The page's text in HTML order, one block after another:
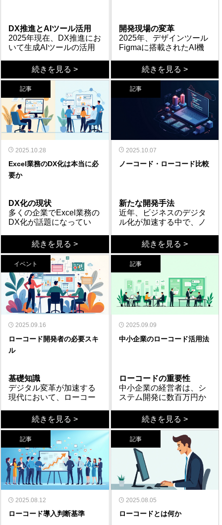
背負わされる。権限も予
算も限られたまま、両側
の不満や要望を受け止め
る役割だけが集中すれ
ば、苦しくなるのは当然
だ。むしろ、責任感が強
く真面目な人ほど深く陥
りやすい構図でもある。
進は担当者個人の戦いで
はなく、組織全体で取り
組むべきテーマのはずで
ある。だからこそ、経営
層には現場のリアルな事
情を、現場には経営の本
当の意図を、それぞれ
「翻訳して伝える橋渡し
役」に徹すると考えれ
ば、抱えていた肩の荷は
少しずつ軽くなってい
く。さらに、小さく始め
れば、その実績が双方を
動かす共通言語になる。
最初から完璧な合意を目
指さないこと。それが板
だ。
展開を狙うのではなく、
協力的な一部署でまず小
さく試し、目に見える成
果を出すことを優先す
る。その小さな成功が、
やがて経営層への説得材
料にも、現場の安心材料
にもなっていく。そして
何より大切なのは、すべ
てを自分一人で抱え込ま
ないことだ。社内に適任
者がいなければ、外部の
も、決して逃げではな
い。板挟みの構造を一人
で変えるのは困難でも、
仕組みと仲間を少しずつ
を我慢し続ける前に、ま
ずは今日できる一手から
踏み出してほしい。
たの能力の問題ではな
く、組織の構造から生ま
れるものだ。一人で背負
い込まず、双方をつなぐ
橋渡し役に徹し、小さな
成功を積み重ねながら味
方を増やしていく。この
発想の転換こそが、つら
い状況を変える確かな糸
口になる。完璧を目指す
必要はない。今いる場所
から、できる一歩を踏み
挑戦を、私たちは応援し
ている。
業務を担う社員の声を聞
かず、使われないシステ
ムが構築されるケースが
多発している。これらの
問題は単独ではなく、複
合的に絡み合って失敗を
引き起こす。
なり、変革の必要性を全
社に浸透させている。さ
らに重要なのが「スモー
ルスタート」の姿勢であ
る。最初から大規模なシ
ステム刷新を狙うのでは
なく、小さな成功体験を
積み重ねることで社内の
理解と協力を得ていく。
加えて、外部パートナー
を活用して専門知識を補
い、客観的な視点で推進
状況を評価する仕組みを
持っている。
を明文化することが第一
歩である。その上で、経
営層から現場まで一貫し
たビジョンを共有し、段
階的に進める計画を立て
るべきだ。失敗を恐れて
動かないことが最大のリ
スクである。しかし、闇
雲に進めても成果は出な
い。重要なのは、正しい
方向性を持って着実に歩
みを進めることである。
自社だけで判断が難しい
場合は、DX推進の実績を
持つ専門家の力を借りる
ことも有効な選択肢とな
目的の不明確さ、経営層
の関与不足、現場との乖
離という共通点がある。
成功するためには、ビジ
ネス課題を起点とした発
想、経営者主導の推進体
制、スモールスタートに
よる段階的な取り組みが
不可欠である。正しい準
備と専門家の支援を活用
し、着実なDX推進を目指
DX推進とAIツール活用
2025年現在、DX推進にお
いて生成AIツールの活用
となっている。調査によ
れば国内ソフトウェア開
発におけるAIコード生成
の利用率は49％に達し、
資料作成においても従来
の60％以上の時間短縮が
報告されている。しかし
現場では「どのツールを
選べばよいかわからな
い」「導入したものの活
用が進まない」という声
も多い。本記事では、デ
ザイン・ドキュメント作
自動化の4分野において、
DX担当者が即活用できる
実践的なツールを具体的
に紹介する。
デザイン・資料作成の効
デザイン・UI/UX分野では
「Figma AI」と「Canva
AI」が二大勢力として君
臨している。Figma AIは
プロトタイプ生成やレイ
ヤー名の自動整理が可能
で、Config2025で発表さ
れた「Figma Make」では
テキスト指示だけでコー
ド生成まで実現する。
Canvaは非デザイナー向
訳・音声生成を統合し、
SNS投稿やプレゼン資料
を短時間で仕上げられる
点が強みである。資料作
成分野では「Gamma」が
テキスト入力のみでプロ
級スライドを自動生成
し、「Notion AI」は要
約・文章生成・議事録作
成をワンストップで対応
する。Microsoft 365環境
なら「Copilot」がWord・
Excel・PowerPointと連携
し、既存資産を活かした
効率化が図れる。
コーディング支援AIの進
化
コーディング・開発分野
では「GitHub Copilot」が
依然としてデファクトス
タンダードの地位を維持
している。VS Codeや
JetBrains IDEとの深い統
成・テスト作成をシーム
レスに実行でき、NTTド
コモやカカクコムなど大
手企業での導入事例も増
加中である。一方で2023
年登場の「Cursor」はAI
ネイティブエディタとし
て進化を続け、2025年10
月のバージョン2.0では専
用モデル「Composer 1」
とマルチエージェント実
行機能を搭載した。プロ
ジェクト全体を理解しな
がら複数ファイルを横断
編集できる点が特徴であ
る。さらにAnthropicの
「Claude Code」はター
成からデバッグ・リファ
クタリングまで対応す
る。開発チームの規模や
けが重要となる。
業務自動化によるDX改革
業務自動化分野では
「Microsoft Power
365との統合度の高さで優
位性を発揮している。
2025年のアップデートで
はAIファーストの設計思
想のもと、自然言語でフ
ローを作成・編集できる
Copilot機能が強化され
た。「Zapier」は7,000以
上の外部サービスと連携
可能で、異なるアプリ間
のデータ転送を直感的な
UIで自動化できる。エン
タープライズ向けでは
「UiPath」が世界的シェ
アを持ち、教育コンテン
ツとコミュニティが充実
している点で社内人材育
は、セキュリティポリシ
ーの策定・情報漏洩対
策・ライセンス管理が不
務データを扱う以上、社
内ルールに沿った運用設
計を先行させることが成
功の分岐点となる。
続きを見る >
開発現場の変革
2025年、デザインツール
Figmaに搭載されたAI機
いる。Figma Makeは、AI
チャットを通してプロン
プトを入力すると、UIデ
ザインを自動生成する。
従来、画面設計には専門
的なスキルと多大な工数
が必要だったが、テキス
ト入力だけでデザインが
生成される時代が到来し
た。この変化は単なる効
率化ではなく、開発プロ
セスそのものの再定義を
主要機能
Figma AIは、機械学習を
活用したデザインアシス
タント機能である。画像
生成、背景削除、解像度
向上に加え、モックアッ
プへのリアルなテキスト
追加やトーン調整が可能
だ。さらに注目すべきは
「Figma Make」の登場で
ある。Figma Makeは、
Figma社が提供するAIデ
と、UIデザインや画面構
成、コンポーネントなど
を自動生成する。デザイ
ンシステムの公開ライブ
ラリをデザインに反映で
き、生成したデザインデ
ータをFigmaのフレーム
に還元できる点が大きな
強みとなっている。
具体的メリット
Figma AI導入による最大
のメリットは、開発スピ
ードの劇的な向上であ
る。UIを作るのに通常半
日かかる作業も、0フェー
ズのプロジェクトであれ
ば1時間程度である程度整
で大きく工数を削減でき
る。また、Figma Makeは
チームメンバーやプロダ
クトオーナー、カスタマ
ーサクセスの方々とやり
取りする際に言語化しづ
らい領域をデザインで表
現できる点が強みだ。ア
イディアレベルのものも
即座に形にしてフィード
バックを受けられること
で、意思決定の迅速化と
る。非デザイナーでもア
イデアを視覚化できるた
め、部門間コミュニケー
留意点と活用法
Figma AIの導入にあたっ
ては、適切な活用領域の
見極めが重要である。現
用するのはまだ難しいも
のの、新規プロジェクト
やモックアップ作成には
十分効果的と評価されて
いる。生成されるコード
はReactベースの構成にな
っているため、既存技術
スタックとの整合性確認
も必要だ。Figma Makeは
他職種のメンバーとのコ
ミュニケーションをスム
ーズにし、アイディア出
通の思考ツールとしても
活用できる点を踏まえ、
段階的な導入計画を立て
始めることを推奨する。
は、UI/UX開発の在り方
を根本から変革するポテ
ンシャルを秘めている。
チャットによるデザイン
生成は、開発工数の削減
だけでなく、チーム全体
の創造性向上とコミュニ
ケーション活性化をもた
らす。ただし、既存ワー
クフローとの統合や適切
な活用領域の選定には専
門的な知見が求められ
続きを見る >
記事
2025.10.28
Excel業務のDX化は本当に必
要か
DX化の現状
多くの企業でExcel業務の
DX化が話題になってい
ぐにシステム化すべき」
という声も聞かれるが、
本当にすべてのExcel業務
をDX化すべきなのだろう
か。実は、やみくもなDX
化は逆効果になることも
少なくない。Excel業務の
DX化には正しい順序と判
断基準が必要である。本
記事では、DX化の利点を
理解しながら、適切なア
プローチについて考えて
いく。
DX化の利点
Excel業務をDX化するこ
とで得られる利点は確か
に多数ある。まず、デー
タの一元管理により情報
の正確性が向上し、複数
人での同時編集や更新作
業がスムーズになる。次
に、自動化による作業時
間の大幅な削減が可能で
ある。手作業で行ってい
た集計や転記作業から解
放されることで、より付
を使えるようになる。さ
らに、データ分析の高度
化により、経営判断のス
ピードと精度が向上す
る。これらの利点は、企
業の競争力強化に直結す
る重要な要素である。
DX化の落とし穴
しかし、DX化を急ぐあま
り失敗するケースも多く
見られる。業務フローが
整理されていない状態で
システムを導入すると、
非効率な業務がそのまま
システム化されてしま
う。また、現場の声を聞
と、使いにくいシステム
が現場に定着せず、結局
Excelに戻ってしまうこと
もある。さらに、すべて
を一度に変えようとする
と、従業員の負担が大き
くなり、業務が混乱す
る。投資したコストに見
合う効果が得られず、DX
化自体が目的化してしま
う危険性もある。適切な
準備なしのDX化は、かえ
って生産性を下げる結果
を招くのである。
正しい進め方
Excel業務のDX化を成功
させるには、段階的なア
プローチが不可欠であ
る。まず、現状の業務フ
必要な作業とムダな作業
を明確に区別する。次
に、Excelで十分な業務
と、システム化すべき業
務を見極めることが重要
である。すべてをシステ
ム化する必要はない。そ
の上で、優先順位をつけ
て小さく始め、効果を確
認しながら展開してい
く。従業員のITリテラシ
ーに応じた教育も並行し
て行うことで、スムーズ
な移行が実現する。DX化
は手段であり目的ではな
い。自社の状況に合わせ
まとめ
しく進めれば大きな効果
をもたらすが、順序を誤
ると逆効果になる。利点
を理解しつつ、自社の状
況を冷静に分析し、段階
的に進めることが成功の
鍵である。やみくもなシ
ステム化ではなく、業務
改善を第一に考えた戦略
的なアプローチを取るべ
きである。
続きを見る >
記事
2025.10.07
ノーコード・ローコード比較
新たな開発手法
近年、ビジネスのデジタ
ル化が加速する中で、ノ
ールが注目を集めてい
る。従来のシステム開発
では専門的なプログラミ
ング知識が必須だった
が、これらのツールを使
えば、非エンジニアでも
直感的な操作でアプリケ
ーションやWebサイトを
構築できる。開発期間の
短縮やコスト削減が可能
になることから、スター
トアップから大企業まで
主要ツール
ノーコードツールの代表
例としては、Webサイト
構築に強いBubbleや
Webflow、業務アプリ開
発に適したKintoneや
AppSheet、自動化に特化
したZapierなどがある。
Bubbleは柔軟性が高く複
雑な機能も実装可能だ
が、学習コストはやや高
めである。Webflowはデ
だ。Kintoneはデータベー
ス管理に優れ、日本企業
での導入実績が豊富で、
承認フローなど日本の業
務習慣に対応している。
一方、ローコードツール
ではMicrosoft Power
AppsがOffice 365との連
携に強く、OutSystemsは
大規模エンタープライズ
向けで基幹システム開発
にも対応可能である。料
金体系も月額制からユー
ザー課金制まで多様で、
自社の規模に合わせた選
択ができる。
両者の違い
ノーコードとローコード
の最大の違いは、カスタ
マイズ性と技術的な介入
度である。ノーコードは
完全にコード記述なしで
開発できる反面、複雑な
要件には対応しきれない
に構築しつつ、必要に応
じてコードを追加できる
ため、より高度な機能実
装が可能だ。選択時のポ
イントは、開発したいシ
ステムの複雑さ、既存シ
ステムとの連携要件、将
来的な拡張性、そして社
内の技術リソースであ
る。シンプルな業務アプ
リならノーコード、基幹
システム連携が必要なら
ローコードが適してい
る。
導入のポイント
ノーコード・ローコード
ツールの導入を成功させ
るには、いくつかの注意
務フローに合うか検証す
ることが重要だ。また、
ベンダーロックインのリ
スクを考慮し、データの
エクスポート機能やAPI連
携の可否を確認すべきで
ある。セキュリティ要件
も見逃せない。特に顧客
情報を扱う場合は、各ツ
ールのセキュリティ認証
やデータ保存場所を確認
する必要がある。さら
に、導入後の運用体制も
計画的に整備し、社内で
のツール活用スキルを育
成することが、長期的な
ツールは、企業のDX推進
を加速させる強力な手段
である。適切なツールを
選定し、自社の課題に合
わせて活用することで、
開発コストを抑えながら
スピーディーにシステム
を構築できる。まずは小
規模なプロジェクトから
始め、成功体験を積み重
ねながら展開していくこ
とを勧める。デジタル化
の第一歩として、ぜひ検
討すべきだろう。
続きを見る >
イベント
2025.09.16
ローコード開発者の必要スキ
ル
基礎知識
デジタル変革が加速する
現代において、ローコー
化に欠かせない技術とな
っている。従来のプログ
ラミングと比較して、視
覚的なインターフェース
を活用することで開発期
間を大幅に短縮できるた
め、多くの企業が導入を
検討している。しかし、
ローコード開発者として
成功するためには、単純
にツールを使えるだけで
は不十分である。技術的
技術的能力
ローコード開発者には、
まず基本的な技術スキル
が必要である。データベ
ース設計の理解、API連携
の知識、セキュリティ対
策への意識などが挙げら
れる。また、各ローコー
ドプラットフォームの特
性を把握し、適切なツー
ル選択ができる能力も重
要である。Microsoft
ビジネス視点
技術スキルだけでなく、
ビジネス理解力が極めて
重要な要素となる。ロー
コード開発者は、単なる
開発者ではなく、業務プ
ロセスの改善提案者とし
ての役割も担う。現場の
学習と適応
ローコード開発分野は急
速に進化している領域で
あり、継続的な学習姿勢
続きを見る >
記事
2025.09.09
中小企業のローコード活用法
ローコードの重要性
中小企業の経営者は、シ
ステム開発に数百万円か
しかし実際は、ローコー
ド・ノーコードツールの
進歩により、従来の1/10
のコストと時間でビジネ
スアプリケーションを構
築できる時代となった。
大企業のような潤沢なIT
予算がなくても、スピー
ディーで柔軟なシステム
開発が可能になったの
だ。むしろ、意思決定が
早く、組織がフラットな
コスト削減効果
ローコード導入により、
中小企業は複数の大きな
メリットを享受できる。
まず開発コストの大幅削
減である。従来のスクラ
ッチ開発では500万円か
かっていたシステムが、
ローコードなら50万円程
度で実現可能となる。次
に開発期間の短縮効果も
見逃せない。半年かかっ
成功のポイント
実際にローコード導入で
成功を収めた中小企業に
は共通する特徴がある。
第一に、経営層がデジタ
ル変革の重要性を理解
し、積極的にサポートし
ていることだ。トップダ
競争優位の実現
ローコードは単なるツー
ルではない。中小企業が
大企業と対等に競争でき
続きを見る >
記事
2025.08.12
ローコード導入判断基準
記事
2025.08.05
ローコードとは何か